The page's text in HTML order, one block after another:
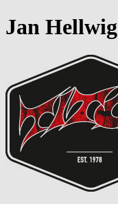
Jan Hellwig
main
content